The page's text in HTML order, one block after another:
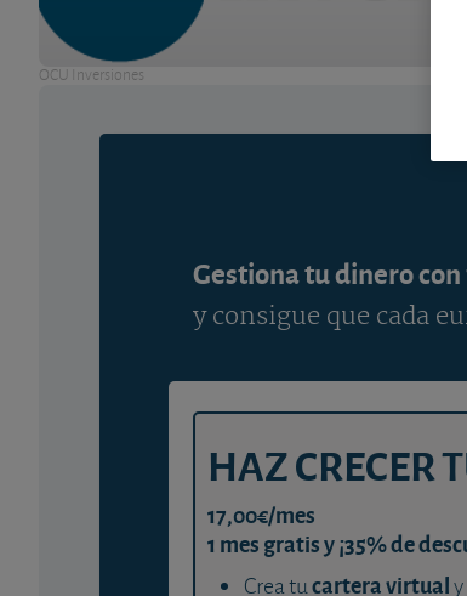
OCU Inversiones
Gestiona tu dinero
y consigue que cada
HAZ CRECER
17,00€/mes
1 mes gratis y ¡35% de
Crea tucartera virtual